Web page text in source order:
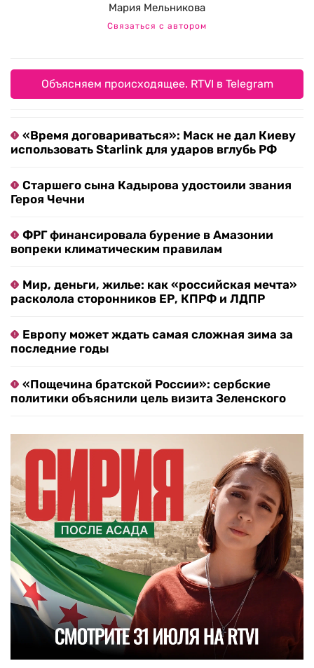
Мария Мельникова
Связаться с автором
Объясняем происходящее. RTVI в Telegram
«Время договариваться»: Маск не дал Киеву
использовать Starlink для ударов вглубь РФ
Старшего сына Кадырова удостоили звания
Героя Чечни
ФРГ финансировала бурение в Амазонии
вопреки климатическим правилам
Мир, деньги, жилье: как «российская мечта»
расколола сторонников ЕР, КПРФ и ЛДПР
Европу может ждать самая сложная зима за
последние годы
«Пощечина братской России»: сербские
политики объяснили цель визита Зеленского